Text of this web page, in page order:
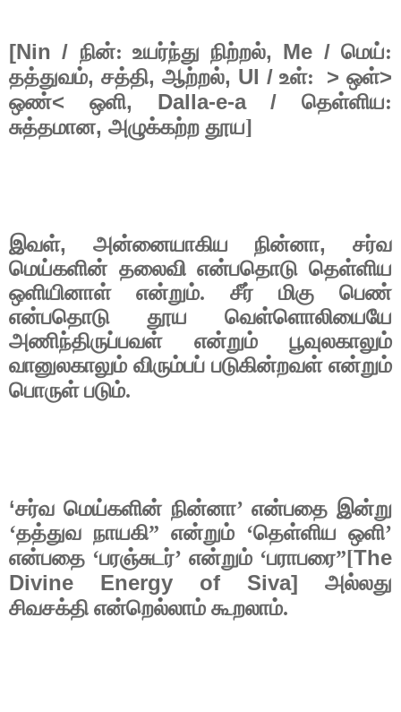
[Nin / நின்: உயர்ந்து நிற்றல், Me /மெய்:
தத்துவம், சத்தி, ஆற்றல், Ul /உள்: > ஒள்>
ஒண்< ஒளி, Dalla-e-a / தெள்ளிய:
சுத்தமான, அழுக்கற்ற தூய]
இவள், அன்னையாகிய நின்னா, சர்வ
மெய்களின் தலைவி என்பதொடு தெள்ளிய
ஒளியினாள் என்றும். சீர் மிகு பெண்
என்பதொடு தூய வெள்ளொலியையே
அணிந்திருப்பவள் என்றும் பூவுலகாலும்
வானுலகாலும் விரும்பப் படுகின்றவள் என்றும்
பொருள் படும்.
‘சர்வ மெய்களின் நின்னா’ என்பதை இன்று
‘தத்துவ நாயகி” என்றும் ‘தெள்ளிய ஒளி’
என்பதை ‘பரஞ்சுடர்’ என்றும் ‘பராபரை”[The
Divine Energy of Siva] அல்லது
சிவசக்தி என்றெல்லாம் கூறலாம்.